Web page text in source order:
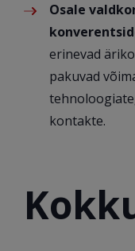
Osale
erinevad
pakuvad
kontakte.